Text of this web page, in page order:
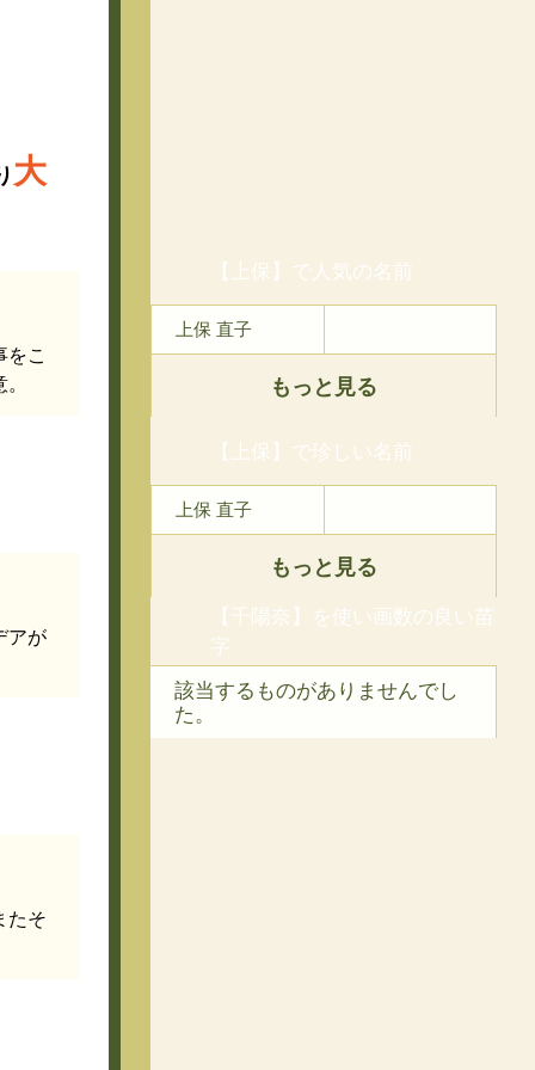
大
をこ
アが
たそ
【上保】で人気の名前
上保 直子
もっと見る
【上保】で珍しい名前
上保 直子
もっと見る
【千陽奈】を使い画数の良い苗
字
該当するものがありませんでし
た。